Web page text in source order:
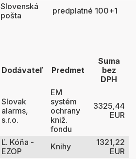
Slovenská
pošta
predplatné 100+1
Dodávateľ Predmet
Suma
bez
DPH
Slovak
alarms,
s.r.o.
EM
systém
ochrany
kniž.
fondu
3325,44
EUR
Ľ. Kóňa -
EZOP
Knihy
1321,22
EUR